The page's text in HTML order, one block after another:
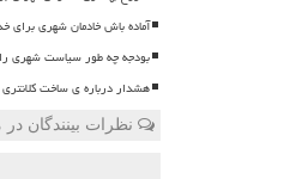
آماده باش خادمان شهری برای
بودجه چه طور سیاست شهری
هشدار درباره ی ساخت
نظرات بینندگان